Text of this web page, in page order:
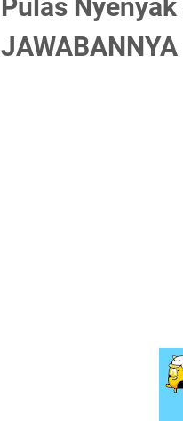
Pulas
JAWABANNYA